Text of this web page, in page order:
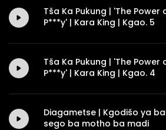
Tša Ka Pukung | 'The Power
P***y' | Kara King | Kgao. 5
Tša Ka Pukung | 'The Power
P***y' | Kara King | Kgao. 4
Diagametse | Kgodišo ya
sego ba motho ba madi